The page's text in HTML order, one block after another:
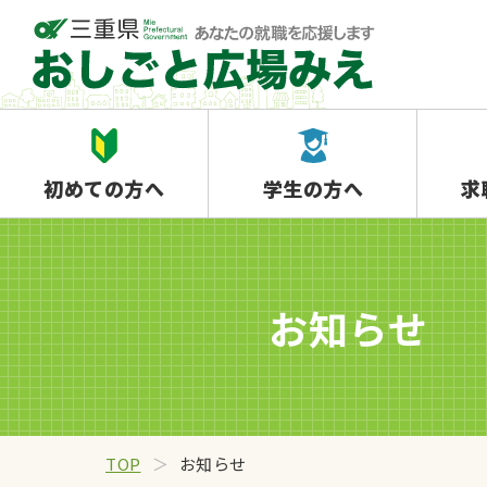
初めての方へ 学生の方へ 求
お知らせ
TOP お知らせ